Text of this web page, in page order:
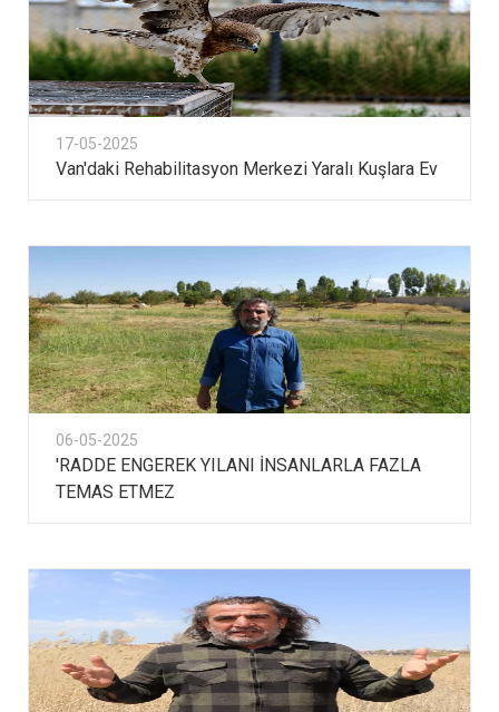
17-05-2025
Van'daki Rehabilitasyon Merkezi Yaralı Kuşlara Ev
06-05-2025
'RADDE ENGEREK YILANI İNSANLARLA FAZLA
TEMAS ETMEZ